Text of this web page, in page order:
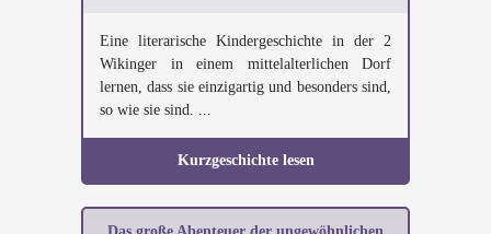
Eine literarische Kindergeschichte in der 2
Wikinger in einem mittelalterlichen Dorf
lernen, dass sie einzigartig und besonders sind,
so wie sie sind. ...
Kurzgeschichte lesen